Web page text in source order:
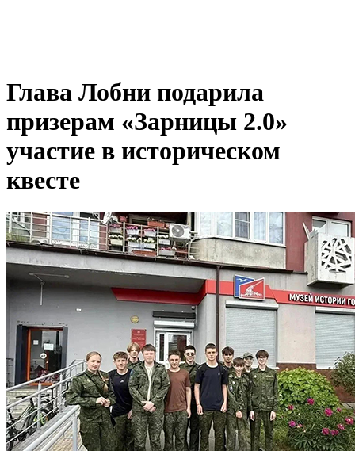
Глава Лобни подарила
призерам «Зарницы 2.0»
участие в историческом
квесте